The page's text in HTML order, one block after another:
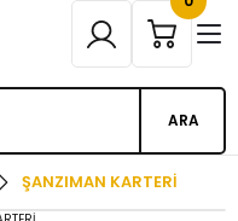
ARA
ŞANZIMAN KARTERİ